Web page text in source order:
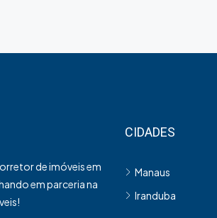
de imóveis em
em parceria na
CIDADES
Manaus
Iranduba